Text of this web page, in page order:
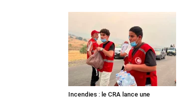
Incendies : le CRA lance une